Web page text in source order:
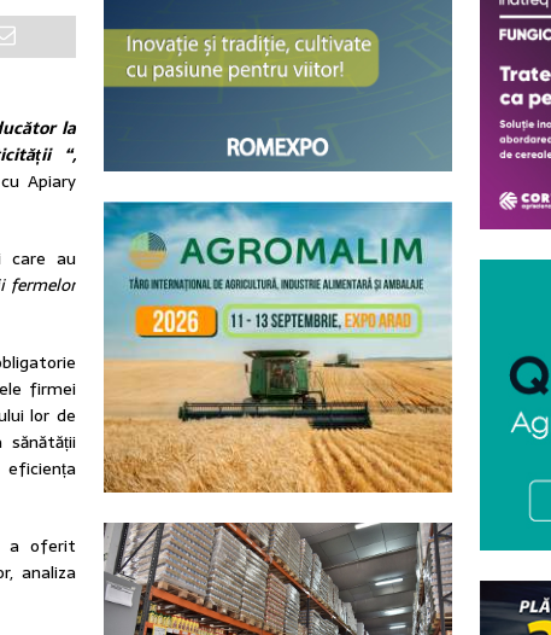
ACTUALITATE
la
“,
Apiary
care au
fermelor
firmei
lor de
sănătății
a oferit
analiza